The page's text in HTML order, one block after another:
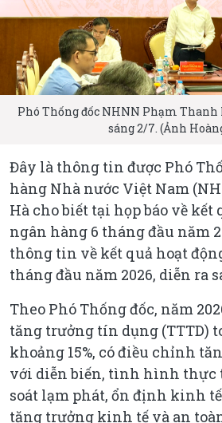
Phó Thống đốc NHNN Phạm Thanh
sáng 2/7. (Ảnh
Đây là thông tin được Phó
hàng Nhà nước Việt Nam
Hà cho biết tại họp báo về kết
ngân hàng 6 tháng đầu năm
thông tin về kết quả hoạt
tháng đầu năm 2026, diễn ra
Theo Phó Thống đốc, năm
tăng trưởng tín dụng (TTTD)
khoảng 15%, có điều chỉnh
với diễn biến, tình hình thực
soát lạm phát, ổn định kinh
tăng trưởng kinh tế và an